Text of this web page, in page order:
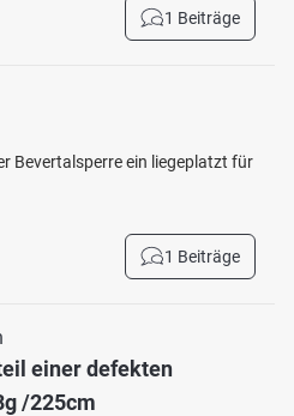
1 Beiträge
Bevertalsperre ein liegeplatzt für
1 Beiträge
einer defekten
/225cm